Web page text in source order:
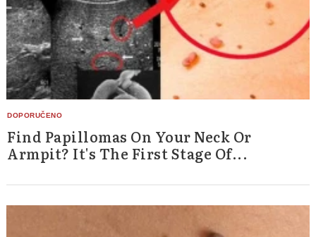
Find Papillomas On Your Neck Or
Armpit? It's The First Stage Of...